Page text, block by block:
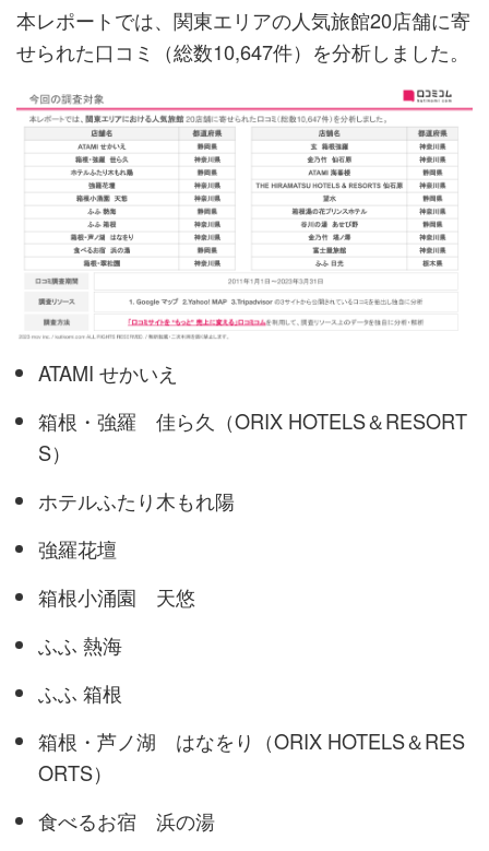
本レポートでは、関東エリアの人気旅館20店舗に寄
せられた口コミ（総数10,647件）を分析しました。
ATAMI せかいえ
箱根・強羅 佳ら久（ORIX HOTELS＆RESORT
S）
ホテルふたり木もれ陽
強羅花壇
箱根小涌園 天悠
ふふ 熱海
ふふ 箱根
箱根・芦ノ湖 はなをり（ORIX HOTELS＆RES
ORTS）
食べるお宿 浜の湯